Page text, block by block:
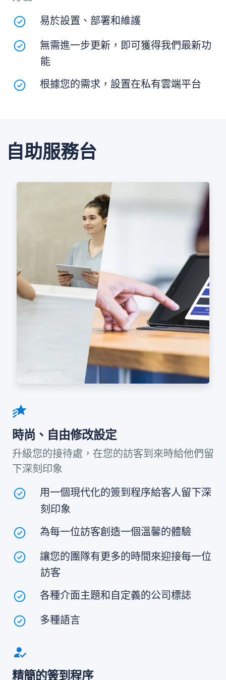
易於設置、部署和維護
無需進一步更新，即可獲得我們最新功
能
根據您的需求，設置在私有雲端平台
自助服務台
時尚、自由修改設定
升級您的接待處，在您的訪客到來時給他們留
下深刻印象
用一個現代化的簽到程序給客人留下深
刻印象
為每一位訪客創造一個溫馨的體驗
讓您的團隊有更多的時間來迎接每一位
訪客
各種介面主題和自定義的公司標誌
多種語言
精簡的簽到程序